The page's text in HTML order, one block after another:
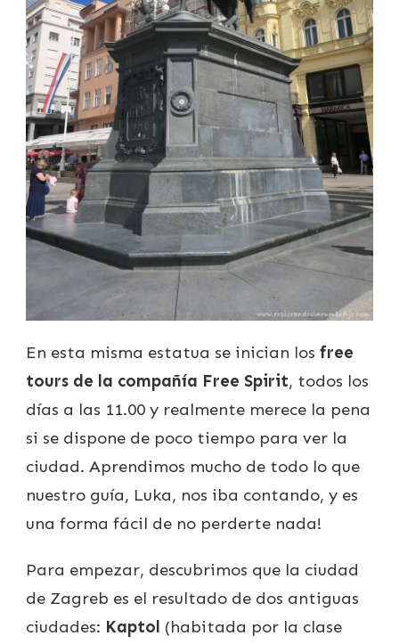
En esta misma estatua se inician los free
tours de la compañía Free Spirit, todos los
días a las 11.00 y realmente merece la pena
si se dispone de poco tiempo para ver la
ciudad. Aprendimos mucho de todo lo que
nuestro guía, Luka, nos iba contando, y es
una forma fácil de no perderte nada!
Para empezar, descubrimos que la ciudad
de Zagreb es el resultado de dos antiguas
ciudades: Kaptol (habitada por la clase